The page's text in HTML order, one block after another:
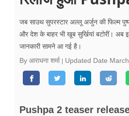
वीडियो
रिलेशनशिप
जीवन मंत्रा
फूड
जब साउथ सुपरस्टार अल्लू अर्जुन की फिल्म
और देश के बाहर भी खूब सुर्खियां बटोरीं। अब
जानकारी सामने आ गई है।
By आराधना शर्मा
Updated Date
Pushpa 2 teaser